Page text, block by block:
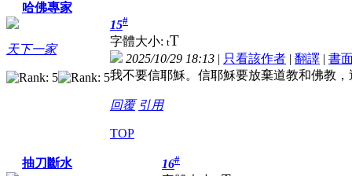
哈佛專家
天下一家
15#
字體大小: tT
2025/10/29 18:13 | 只看該作者 | 翻譯 | 書
我不要信耶穌。信耶穌要放棄道教和佛教
回覆 引用
TOP
抽刀斷水 16#